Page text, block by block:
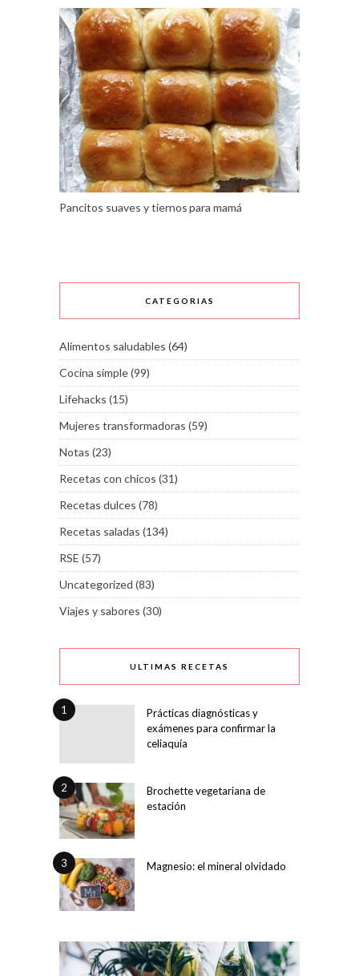
Pancitos suaves y tiernos para mamá
CATEGORIAS
Alimentos saludables (64)
Cocina simple(99)
Lifehacks (15)
Mujeres transformadoras (59)
Notas (23)
Recetas con chicos (31)
Recetas dulces (78)
Recetas saladas (134)
RSE (57)
Uncategorized (83)
Viajes y sabores (30)
ULTIMAS RECETAS
1
Prácticas diagnósticas y
exámenes para confirmar la
celiaquía
2
Brochette vegetariana de
estación
3 Magnesio: el mineral olvidado